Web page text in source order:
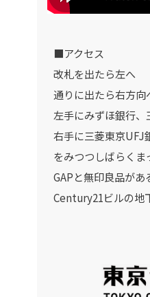
■アクセス
改札を出たら左へ
通りに出たら右方向
左手にみずほ銀行、
右手に三菱東京UFJ
をみつつしばらくま
GAPと無印良品が
Century21ビルの地